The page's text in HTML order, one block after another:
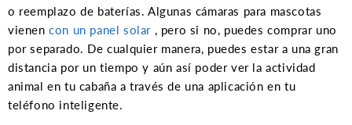
o reemplazo de baterías. Algunas cámaras para mascotas
vienencon un panel solar , pero si no, puedes comprar uno
por separado. De cualquier manera, puedes estar a una gran
distancia por un tiempo y aún así poder ver la actividad
animal en tu cabaña a través de una aplicación en tu
teléfono inteligente.